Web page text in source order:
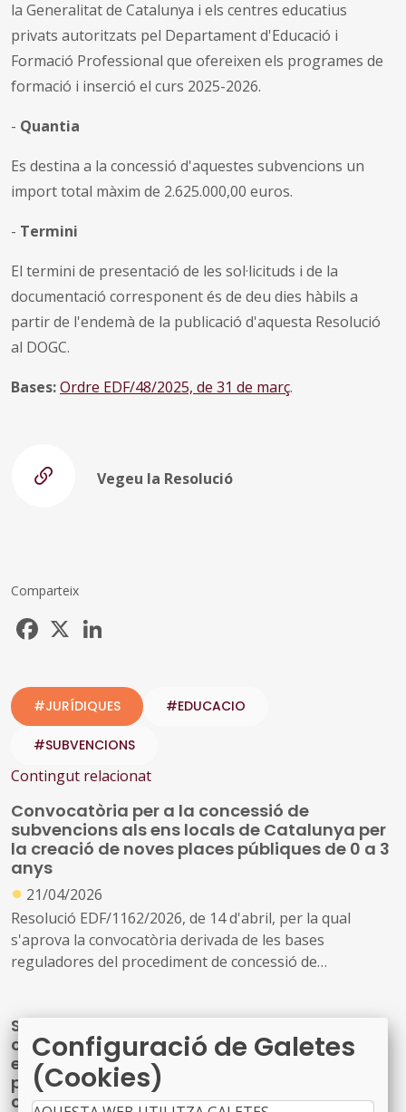
la Generalitat de Catalunya i els centres educatius
privats autoritzats pel Departament d'Educació i
Formació Professional que ofereixen els programes de
formació i inserció el curs 2025-2026.
- Quantia
Es destina a la concessió d'aquestes subvencions un
import total màxim de 2.625.000,00 euros.
- Termini
El termini de presentació de les sol·licituds i de la
documentació corresponent és de deu dies hàbils a
partir de l'endemà de la publicació d'aquesta Resolució
al DOGC.
Bases:Ordre EDF/48/2025, de 31 de març.
Vegeu la Resolució
Comparteix
Facebook
#JURÍDIQUES #EDUCACIO
#SUBVENCIONS
Contingut relacionat
Convocatòria per a la concessió de
subvencions als ens locals de Catalunya per
la creació de noves places públiques de 0 a 3
anys
● 21/04/2026
Resolució EDF/1162/2026, de 14 d'abril, per la qual
s'aprova la convocatòria derivada de les bases
reguladores del procediment de concessió de
funcionament de les noves places del primer cicle
d'educació infantil en centres públics de Catalunya,
creades entre l'1 de gener de 2021 i el 21 d'abril de 2026,
en el marc del Pla de recuperació, transformació i
S’aproven les bases reguladores per a la
concessió de subvencions a centres
educatius, per al desenvolupament de
programes de formació i inserció durant el
curs 2026-2027
Configuració de Galetes
(Cookies)